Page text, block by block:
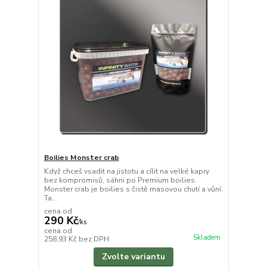
Boilies Monster crab
Když chceš vsadit na jistotu a cílit na velké kapry
bez kompromisů, sáhni po Premium boilies.
Monster crab je boilies s čistě masovou chutí a vůní.
Ta...
cena od
290 Kč/ks
cena od
258,93 Kč bez DPH Skladem
Zvolte variantu